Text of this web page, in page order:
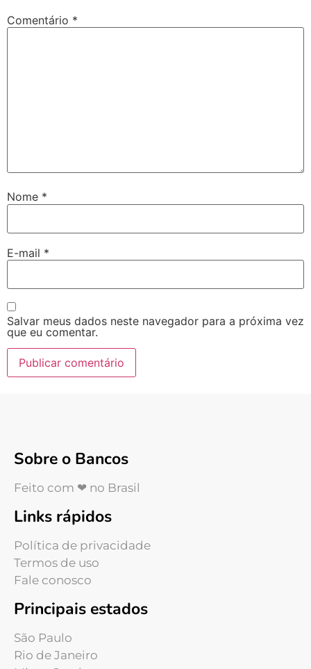
Comentário *
Nome *
E-mail *
Salvar meus dados neste navegador para a próxima vez
que eu comentar.
Sobre o Bancos
Feito com ❤ no Brasil
Links rápidos
Política de privacidade
Termos de uso
Fale conosco
Principais estados
São Paulo
Rio de Janeiro